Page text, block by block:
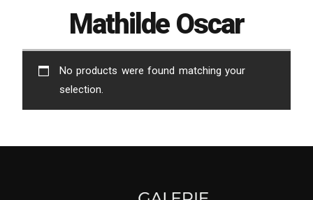
Mathilde Oscar
No products were found matching your
selection.